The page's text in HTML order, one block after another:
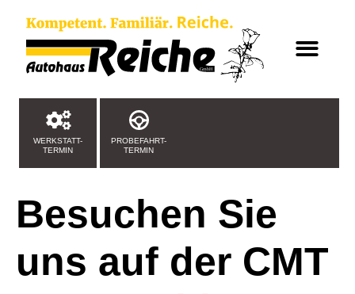
WERKSTATT-
TERMIN
PROBEFAHRT-
TERMIN
Besuchen Sie
uns auf der CMT